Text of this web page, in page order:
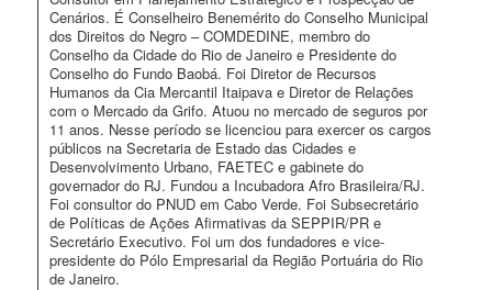
Cenários. É Conselheiro Benemérito do Conselho Municipal
dos Direitos do Negro – COMDEDINE, membro do
Conselho da Cidade do Rio de Janeiro e Presidente do
Conselho do Fundo Baobá. Foi Diretor de Recursos
Humanos da Cia Mercantil Itaipava e Diretor de Relações
com o Mercado da Grifo. Atuou no mercado de seguros por
11 anos. Nesse período se licenciou para exercer os cargos
públicos na Secretaria de Estado das Cidades e
Desenvolvimento Urbano, FAETEC e gabinete do
governador do RJ. Fundou a Incubadora Afro Brasileira/RJ.
Foi consultor do PNUD em Cabo Verde. Foi Subsecretário
de Políticas de Ações Afirmativas da SEPPIR/PR e
Secretário Executivo. Foi um dos fundadores e vice-
presidente do Pólo Empresarial da Região Portuária do Rio
de Janeiro.